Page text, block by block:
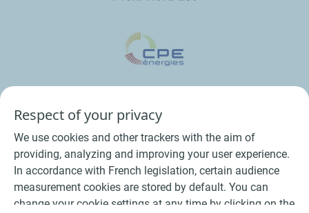
Respect of your privacy
We use cookies and other trackers with the aim of
providing, analyzing and improving your user experience.
In accordance with French legislation, certain audience
measurement cookies are stored by default. You can
change your cookie settings at any time by clicking on the